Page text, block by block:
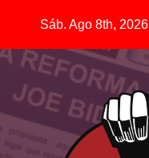
contenido
Sáb. Ago 8th, 2026